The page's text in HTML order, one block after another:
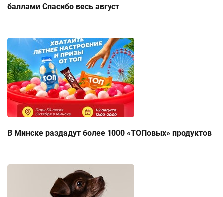
баллами Спасибо весь август
В Минске раздадут более 1000 «ТОПовых» продуктов